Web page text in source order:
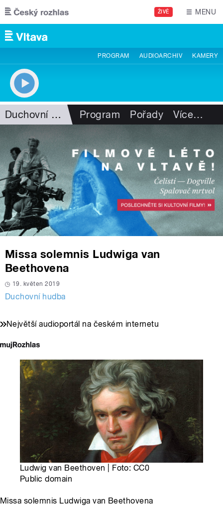
Přejít k hlavnímu obsahu
ŽIVĚ MENU
PROGRAM AUDIOARCHIV KAMERY
Duchovní hudba Program Pořady Více…
Missa solemnis Ludwiga van
Beethovena
19. květen 2019
Duchovní hudba
Největší audioportál na českém internetu
Ludwig van Beethoven | Foto: CC0
Public domain
Missa solemnis Ludwiga van Beethovena